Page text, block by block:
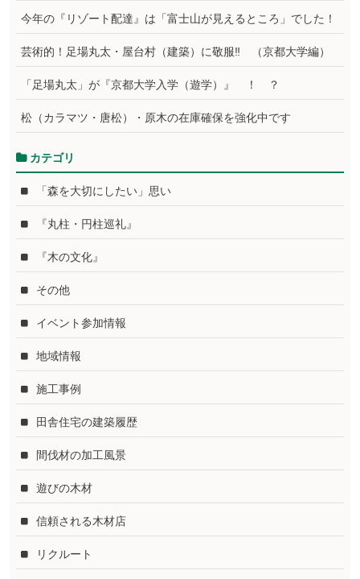
今年の『リゾート配達』は「富士山が見えるところ」でした！
芸術的！足場丸太・屋台村（建築）に敬服‼ （京都大学編）
「足場丸太」が『京都大学入学（遊学）』 ！ ？
松（カラマツ・唐松）・原木の在庫確保を強化中です
カテゴリ
「森を大切にしたい」思い
『丸柱・円柱巡礼』
『木の文化』
その他
イベント参加情報
地域情報
施工事例
田舎住宅の建築履歴
間伐材の加工風景
遊びの木材
信頼される木材店
リクルート